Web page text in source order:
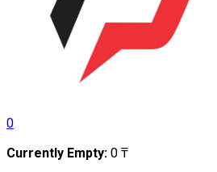
0
Currently Empty: 0 ₸